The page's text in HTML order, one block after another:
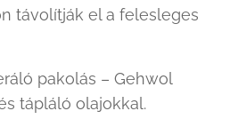
távolítják el a felesleges
pakolás – Gehwol
tápláló olajokkal.